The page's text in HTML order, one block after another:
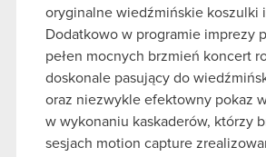
oryginalne wiedźmińskie koszulki
Dodatkowo w programie imprezy
pełen mocnych brzmień koncert
doskonale pasujący do
oraz niezwykle efektowny pokaz
w wykonaniu kaskaderów, którzy
sesjach motion capture